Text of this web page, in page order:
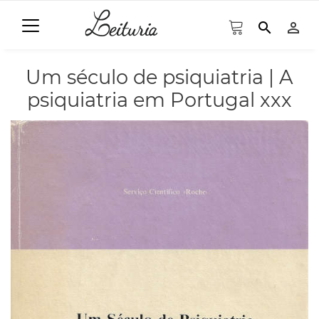
search person_outline
Um século de psiquiatria | A
psiquiatria em Portugal xxx